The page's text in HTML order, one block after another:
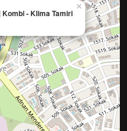
- Klima Tamiri
×